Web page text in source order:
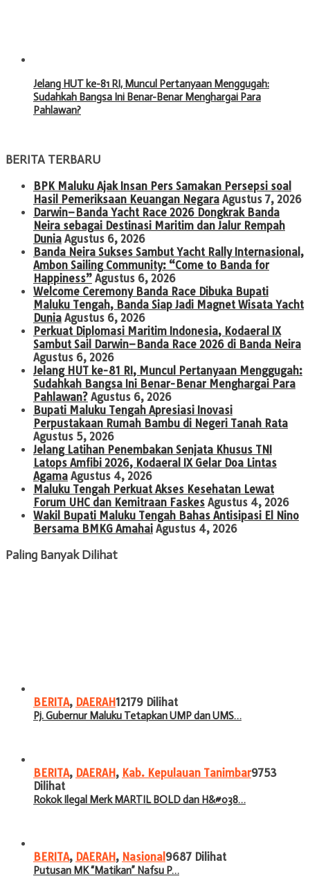
Jelang HUT ke-81 RI, Muncul Pertanyaan Menggugah:
Sudahkah Bangsa Ini Benar-Benar Menghargai Para
Pahlawan?
BERITA TERBARU
BPK Maluku Ajak Insan Pers Samakan Persepsi soal
Hasil Pemeriksaan Keuangan Negara Agustus 7, 2026
Darwin–Banda Yacht Race 2026 Dongkrak Banda
Neira sebagai Destinasi Maritim dan Jalur Rempah
Dunia Agustus 6, 2026
Banda Neira Sukses Sambut Yacht Rally Internasional,
Ambon Sailing Community: “Come to Banda for
Happiness” Agustus 6, 2026
Welcome Ceremony Banda Race Dibuka Bupati
Maluku Tengah, Banda Siap Jadi Magnet Wisata Yacht
Dunia Agustus 6, 2026
Perkuat Diplomasi Maritim Indonesia, Kodaeral IX
Sambut Sail Darwin–Banda Race 2026 di Banda Neira
Agustus 6, 2026
Jelang HUT ke-81 RI, Muncul Pertanyaan Menggugah:
Sudahkah Bangsa Ini Benar-Benar Menghargai Para
Pahlawan? Agustus 6, 2026
Bupati Maluku Tengah Apresiasi Inovasi
Perpustakaan Rumah Bambu di Negeri Tanah Rata
Agustus 5, 2026
Jelang Latihan Penembakan Senjata Khusus TNI
Latops Amfibi 2026, Kodaeral IX Gelar Doa Lintas
Agama Agustus 4, 2026
Maluku Tengah Perkuat Akses Kesehatan Lewat
Forum UHC dan Kemitraan Faskes Agustus 4, 2026
Wakil Bupati Maluku Tengah Bahas Antisipasi El Nino
Bersama BMKG Amahai Agustus 4, 2026
Paling Banyak Dilihat
BERITA, DAERAH12179 Dilihat
Pj. Gubernur Maluku Tetapkan UMP dan UMS…
BERITA, DAERAH, Kab. Kepulauan Tanimbar9753
Dilihat
Rokok Ilegal Merk MARTIL BOLD dan H&#038…
BERITA, DAERAH, Nasional 9687 Dilihat
Putusan MK “Matikan” Nafsu P…